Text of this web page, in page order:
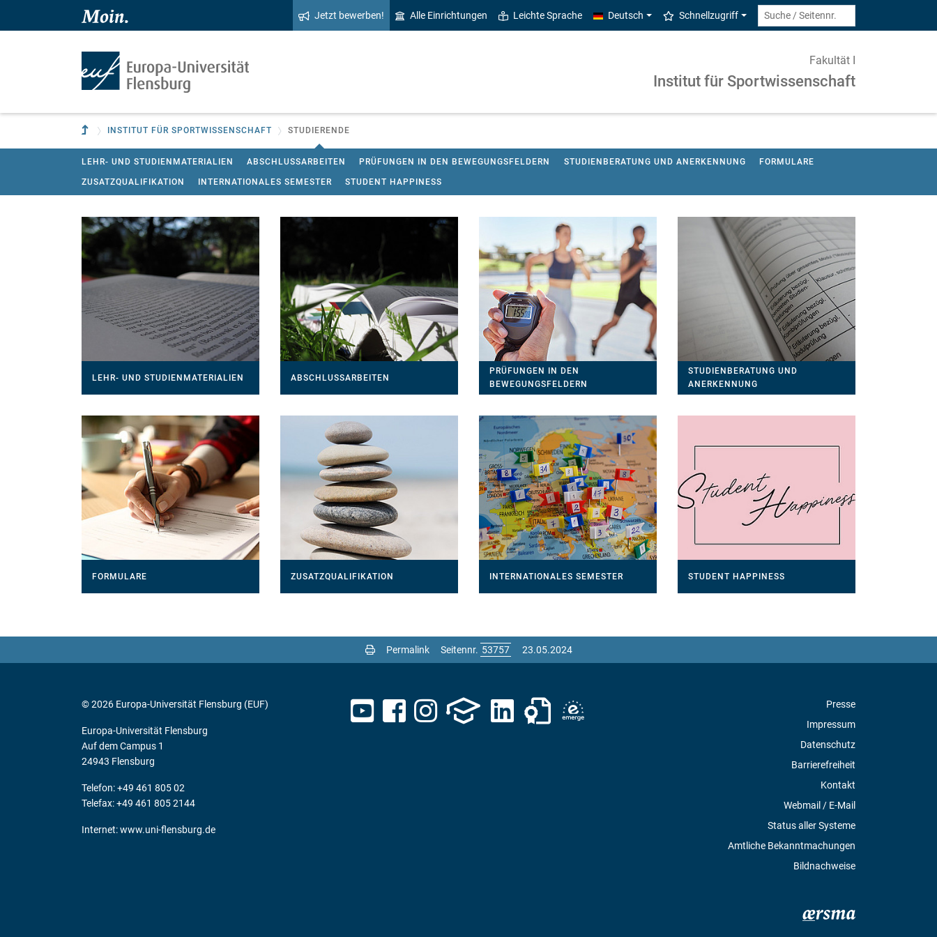
Zum Hauptinhalt springen
Zur Navigation springen
Jetzt bewerben! Alle Einrichtungen Leichte Sprache Deutsch Schnellzugriff
Fakultät I
Institut für Sportwissenschaft
Zur übergeordneten Einrichtung
INSTITUT FÜR SPORTWISSENSCHAFT STUDIERENDE
LEHR- UND STUDIENMATERIALIEN ABSCHLUSSARBEITEN PRÜFUNGEN IN DEN BEWEGUNGSFELDERN STUDIENBERATUNG UND ANERKENNUNG FORMULARE
ZUSATZQUALIFIKATION INTERNATIONALES SEMESTER STUDENT HAPPINESS
LEHR- UND STUDIENMATERIALIEN ABSCHLUSSARBEITEN
PRÜFUNGEN IN DEN
BEWEGUNGSFELDERN
STUDIENBERATUNG UND
ANERKENNUNG
FORMULARE ZUSATZQUALIFIKATION INTERNATIONALES SEMESTER STUDENT HAPPINESS
Permalink Seitennr. 23.05.2024
Presse
Impressum
Datenschutz
Barrierefreiheit
Kontakt
Webmail / E-Mail
Status aller Systeme
Amtliche Bekanntmachungen
Bildnachweise
© 2026 Europa-Universität Flensburg (EUF)
Europa-Universität Flensburg
Auf dem Campus 1
24943 Flensburg
Telefon: +49 461 805 02
Telefax: +49 461 805 2144
Internet:www.uni-flensburg.de